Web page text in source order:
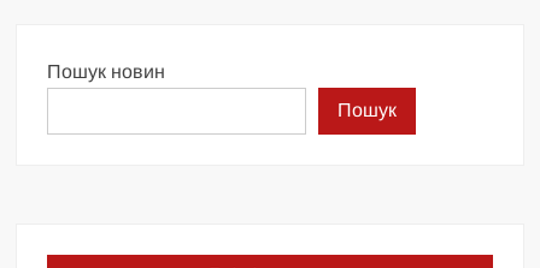
Пошук новин
Пошук